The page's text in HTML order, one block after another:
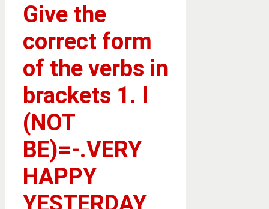
Give the
correct form
of the verbs in
brackets 1. I
(NOT
BE)=-.VERY
HAPPY
YESTERDAY